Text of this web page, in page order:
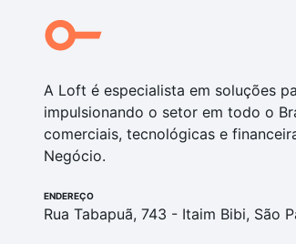
A Loft é especialista em soluções
impulsionando o setor em todo o
comerciais, tecnológicas e
Negócio.
ENDEREÇO
Rua Tabapuã, 743 - Itaim Bibi, São